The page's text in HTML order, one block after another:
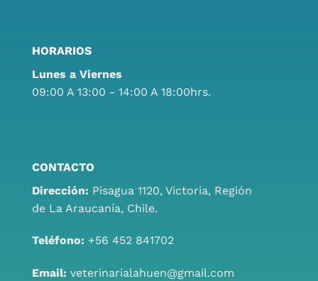
HORARIOS
Lunes a Viernes
09:00 A 13:00 - 14:00 A 18:00hrs.
CONTACTO
Dirección: Pisagua 1120, Victoria, Región
de La Araucanía, Chile.
Teléfono: +56 452 841702
Email: veterinarialahuen@gmail.com